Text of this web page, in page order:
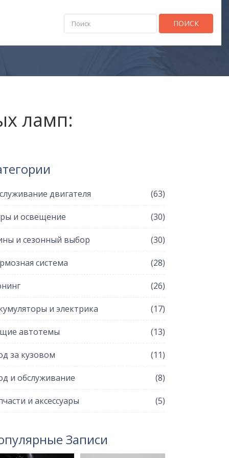
ПОИСК
ламп:
двигателя (63)
и освещение (30)
и сезонный выбор (30)
система (28)
(26)
и электрика (17)
автотемы (13)
за кузовом (11)
и обслуживание (8)
и аксессуары (5)
Записи